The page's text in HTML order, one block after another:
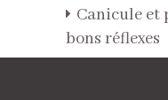
Canicule et
bons réflexes